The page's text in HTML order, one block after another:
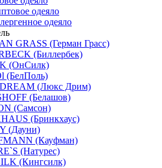
одеяло
одеяло
GRASS (Герман Грасс)
(Биллербек)
(ОнСилк)
(БелПоль)
(Люкс Дрим)
(Белашов)
(Самсон)
(Бринкхаус)
(Дауни)
(Кауфман)
(Натурес)
(Кингсилк)